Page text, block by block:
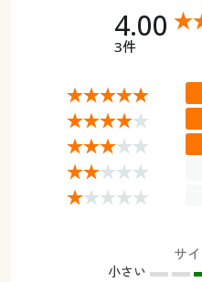
4.00
3件
サ
小さい